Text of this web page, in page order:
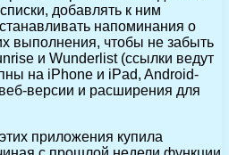
добавлять к ним
напоминания о
выполнения, чтобы не забыть
и Wunderlist (ссылки ведут
на iPhone и iPad, Android-
версии и расширения для
приложения купила